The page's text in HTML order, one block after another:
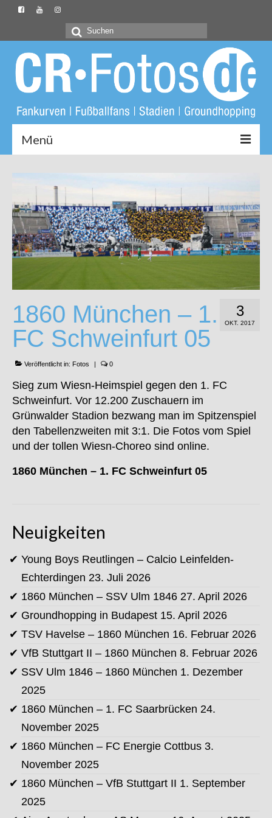
Suchen
Menü
Groundliste
Fotos
3
OKT. 2017
1860 München – 1.
FC Schweinfurt 05
Veröffentlicht in: Fotos 0
Sieg zum Wiesn-Heimspiel gegen den 1. FC
Schweinfurt. Vor 12.200 Zuschauern im
Grünwalder Stadion bezwang man im Spitzenspiel
den Tabellenzweiten mit 3:1. Die Fotos vom Spiel
und der tollen Wiesn-Choreo sind online.
1860 München – 1. FC Schweinfurt 05
Neuigkeiten
Young Boys Reutlingen – Calcio Leinfelden-
Echterdingen 23. Juli 2026
1860 München – SSV Ulm 1846 27. April 2026
Groundhopping in Budapest 15. April 2026
TSV Havelse – 1860 München 16. Februar 2026
VfB Stuttgart II – 1860 München 8. Februar 2026
SSV Ulm 1846 – 1860 München 1. Dezember
2025
1860 München – 1. FC Saarbrücken 24.
November 2025
1860 München – FC Energie Cottbus 3.
November 2025
1860 München – VfB Stuttgart II 1. September
2025